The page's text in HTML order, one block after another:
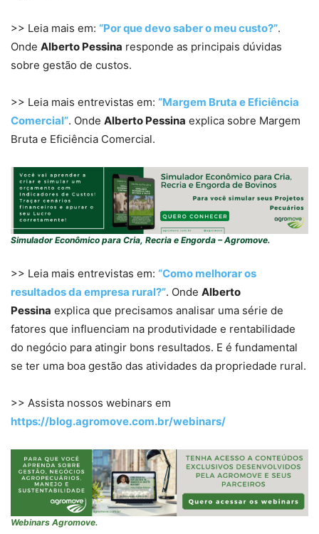
>> Leia mais em: “Por que devo saber o meu custo?”.
Onde Alberto Pessina responde as principais dúvidas
sobre gestão de custos.
>> Leia mais entrevistas em: “Margem Bruta e Eficiência
Comercial”. Onde Alberto Pessina explica sobre Margem
Bruta e Eficiência Comercial.
Simulador Econômico para Cria, Recria e Engorda – Agromove.
>> Leia mais entrevistas em: “Como melhorar os
resultados da empresa rural?”. Onde Alberto
Pessina explica que precisamos analisar uma série de
fatores que influenciam na produtividade e rentabilidade
do negócio para atingir bons resultados. E é fundamental
se ter uma boa gestão das atividades da propriedade rural.
>> Assista nossos webinars em
https://blog.agromove.com.br/webinars/
Webinars Agromove.